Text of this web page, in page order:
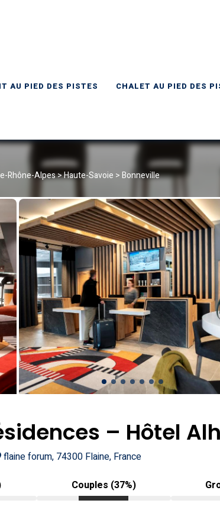
AU PIED DES PISTES CHALET AU PIED DES
Rhône-Alpes>Haute-Savoie >Bonneville
– Hôtel
flaine forum, 74300 Flaine, France
Couples (37%)